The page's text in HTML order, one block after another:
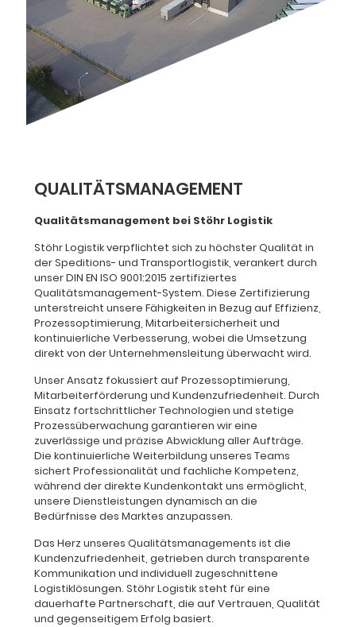
QUALITÄTSMANAGEMENT
Qualitätsmanagement bei Stöhr Logistik
Stöhr Logistik verpflichtet sich zu höchster Qualität in
der Speditions- und Transportlogistik, verankert durch
unser DIN EN ISO 9001:2015 zertifiziertes
Qualitätsmanagement-System. Diese Zertifizierung
unterstreicht unsere Fähigkeiten in Bezug auf Effizienz,
Prozessoptimierung, Mitarbeitersicherheit und
kontinuierliche Verbesserung, wobei die Umsetzung
direkt von der Unternehmensleitung überwacht wird.
Unser Ansatz fokussiert auf Prozessoptimierung,
Mitarbeiterförderung und Kundenzufriedenheit. Durch
Einsatz fortschrittlicher Technologien und stetige
Prozessüberwachung garantieren wir eine
zuverlässige und präzise Abwicklung aller Aufträge.
Die kontinuierliche Weiterbildung unseres Teams
sichert Professionalität und fachliche Kompetenz,
während der direkte Kundenkontakt uns ermöglicht,
unsere Dienstleistungen dynamisch an die
Bedürfnisse des Marktes anzupassen.
Das Herz unseres Qualitätsmanagements ist die
Kundenzufriedenheit, getrieben durch transparente
Kommunikation und individuell zugeschnittene
Logistiklösungen. Stöhr Logistik steht für eine
dauerhafte Partnerschaft, die auf Vertrauen, Qualität
und gegenseitigem Erfolg basiert.